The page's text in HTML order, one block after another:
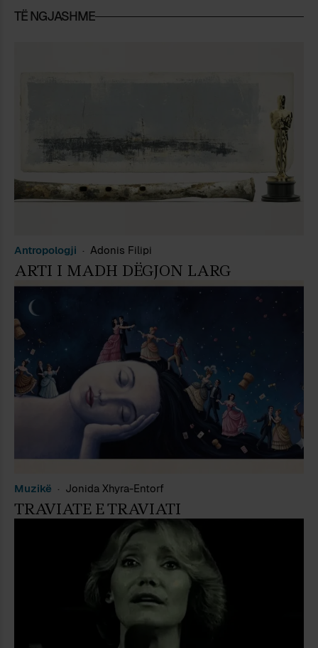
shek. XX dhe lidhjet e tyre të
TË NGJASHME
Antropologji Adonis Filipi
ARTI I MADH DËGJON LARG
Muzikë Jonida Xhyra-Entorf
TRAVIATE E TRAVIATI